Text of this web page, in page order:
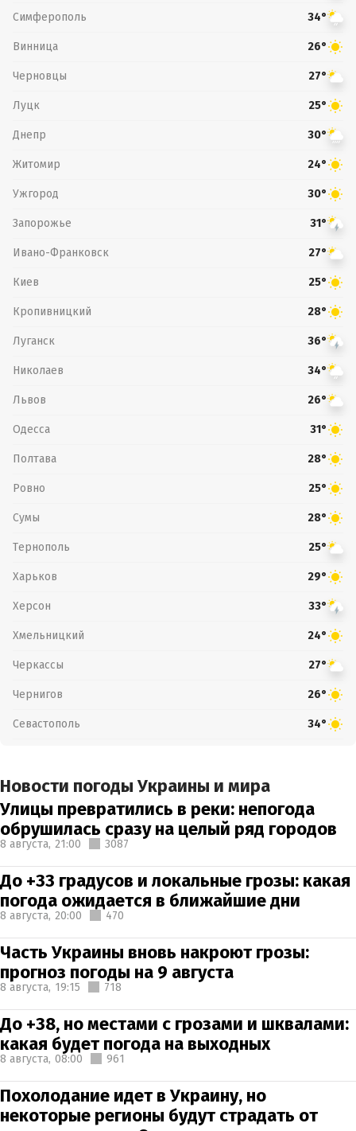
Симферополь 34°
Винница 26°
Черновцы 27°
Луцк 25°
Днепр 30°
Житомир 24°
Ужгород 30°
Запорожье 31°
Ивано-Франковск 27°
Киев 25°
Кропивницкий 28°
Луганск 36°
Николаев 34°
Львов 26°
Одесса 31°
Полтава 28°
Ровно 25°
Сумы 28°
Тернополь 25°
Харьков 29°
Херсон 33°
Хмельницкий 24°
Черкассы 27°
Чернигов 26°
Севастополь 34°
Новости погоды Украины и мира
Улицы превратились в реки: непогода
обрушилась сразу на целый ряд городов
8 августа, 21:00 3087
До +33 градусов и локальные грозы: какая
погода ожидается в ближайшие дни
8 августа, 20:00 470
Часть Украины вновь накроют грозы:
прогноз погоды на 9 августа
8 августа, 19:15 718
До +38, но местами с грозами и шквалами:
какая будет погода на выходных
8 августа, 08:00 961
Похолодание идет в Украину, но
некоторые регионы будут страдать от